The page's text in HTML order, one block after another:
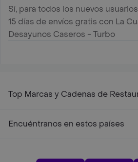
Sí, para todos los nuevos
15 días de envíos gratis con La
Desayunos Caseros - Turbo
Top Marcas y Cadenas de
Encuéntranos en estos países